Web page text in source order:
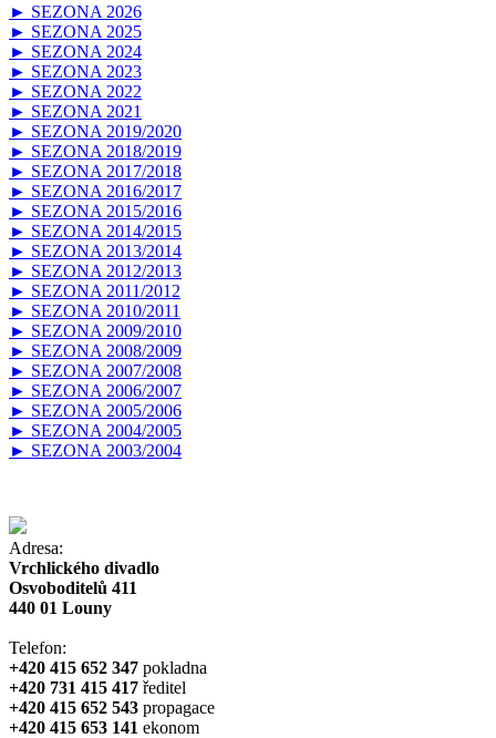
► SEZONA 2026
► SEZONA 2025
► SEZONA 2024
► SEZONA 2023
► SEZONA 2022
► SEZONA 2021
► SEZONA 2019/2020
► SEZONA 2018/2019
► SEZONA 2017/2018
► SEZONA 2016/2017
► SEZONA 2015/2016
► SEZONA 2014/2015
► SEZONA 2013/2014
► SEZONA 2012/2013
► SEZONA 2011/2012
► SEZONA 2010/2011
► SEZONA 2009/2010
► SEZONA 2008/2009
► SEZONA 2007/2008
► SEZONA 2006/2007
► SEZONA 2005/2006
► SEZONA 2004/2005
► SEZONA 2003/2004
Adresa:
Vrchlického divadlo
Osvoboditelů 411
440 01 Louny
Telefon:
+420 415 652 347 pokladna
+420 731 415 417 ředitel
+420 415 652 543 propagace
+420 415 653 141 ekonom